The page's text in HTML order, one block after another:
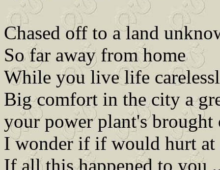
Chased off to a land
So far away from home
While you live life
Big comfort in the city a
your power plant's brought
I wonder if if would hurt at
If all this happened to you